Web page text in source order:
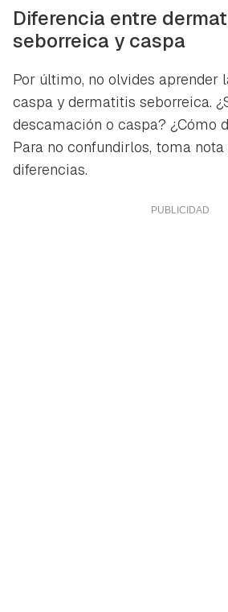
Diferencia entre
seborreica y caspa
Por último, no olvides aprender
caspa y dermatitis seborreica.
descamación o caspa? ¿Cómo
Para no confundirlos, toma
diferencias.